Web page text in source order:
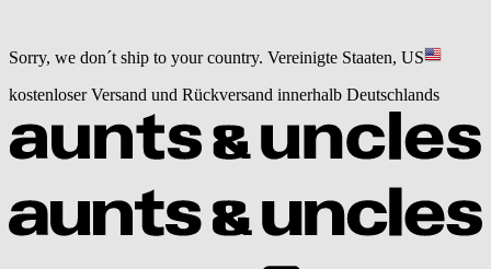
Sorry, we don´t ship to your country. Vereinigte Staaten, US
kostenloser Versand und Rückversand innerhalb Deutschlands